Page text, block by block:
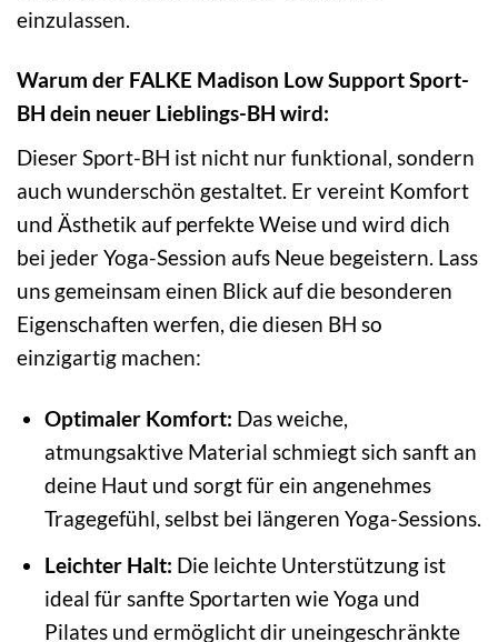
einzulassen.
Warum der FALKE Madison Low Support Sport-
BH dein neuer Lieblings-BH wird:
Dieser Sport-BH ist nicht nur funktional, sondern
auch wunderschön gestaltet. Er vereint Komfort
und Ästhetik auf perfekte Weise und wird dich
bei jeder Yoga-Session aufs Neue begeistern. Lass
uns gemeinsam einen Blick auf die besonderen
Eigenschaften werfen, die diesen BH so
einzigartig machen:
Optimaler Komfort: Das weiche,
atmungsaktive Material schmiegt sich sanft an
deine Haut und sorgt für ein angenehmes
Tragegefühl, selbst bei längeren Yoga-Sessions.
Leichter Halt: Die leichte Unterstützung ist
ideal für sanfte Sportarten wie Yoga und
Pilates und ermöglicht dir uneingeschränkte